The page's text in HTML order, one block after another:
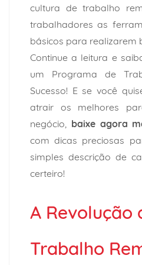
cultura de trabalho
trabalhadores as
básicos para realizarem
Continue a leitura e
um Programa de
Sucesso! E se você
atrair os melhores
negócio, baixe agora
com dicas preciosas
simples descrição de
certeiro!
A Revolução
Trabalho